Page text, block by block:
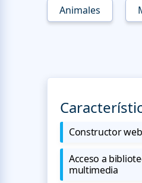
Animales
Constructor
Acceso a
multimedia